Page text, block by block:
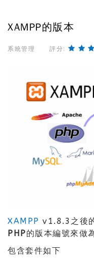
XAMPP的版本
系統管理 評分:
XAMPP v1.8.3之後
PHP的版本編號來做
包含套件如下